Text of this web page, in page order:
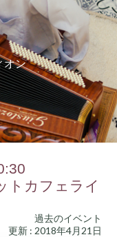
オン
トカフェライ
過去のイベント
更新 : 2018年4月21日